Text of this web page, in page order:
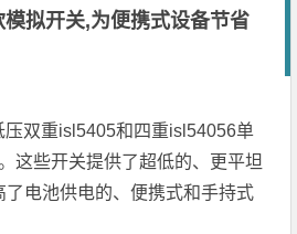
拟开关,为便携式设备节省
压双重isl5405和四重isl54056单
这些开关提供了超低的、更平坦
了电池供电的、便携式和手持式